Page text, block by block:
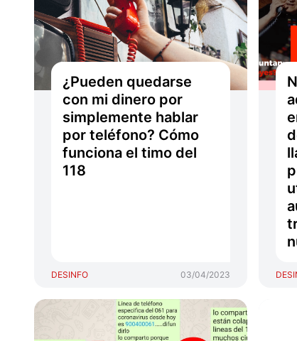
¿Pueden quedarse
con mi dinero por
simplemente hablar
por teléfono? Cómo
funciona el timo del
118
DESINFO 03/04/2023